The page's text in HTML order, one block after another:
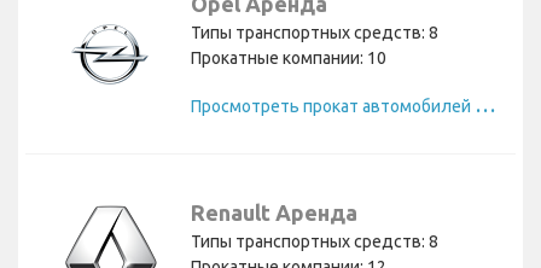
Типы транспортных средств: 8
Прокатные компании: 10
П
росмотреть прокат автомобилей Opel
Renault Аренда
Типы транспортных средств: 8